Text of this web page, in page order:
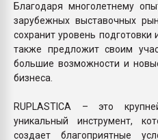
Благодаря многолетнему
зарубежных выставочных
сохранит уровень
также предложит своим
большие возможности и
бизнеса.
RUPLASTICA – это
уникальный инструмент,
создает благоприятные